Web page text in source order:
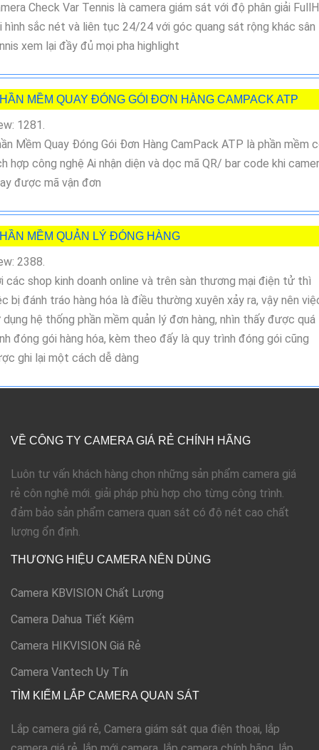
Check Var Tennis là camera giám sát với độ phân giải
hình sắc nét và liên tục 24/24 với góc quang sát rộng khác sân
xem lại đầy đủ mọi pha highlight
MỀM QUAY ĐÓNG GÓI ĐƠN HÀNG CAMPACK ATP
1281.
Mềm Quay Đóng Gói Đơn Hàng CamPack ATP là phần mềm
hợp công nghệ Ai nhận diện và dọc mã QR/ bar code khi
được mã vận đơn
MỀM QUẢN LÝ ĐÓNG HÀNG
2388.
các shop kinh doanh online và trên sàn thương mại điện tử thì
bị đánh tráo hàng hóa là điều thường xuyên xảy ra, vậy nên
dụng hệ thống phần mềm quản lý đơn hàng, nhìn thấy được quá
đóng gói hàng hóa, kèm theo đấy là quy trình đóng gói cũng
ghi lại một cách dễ dàng
VỀ CÔNG TY CAMERA GIÁ RẺ CHÍNH HÃNG
Luôn tư vấn khách hàng chọn những sản phẩm camera giá
rẻ côn nghệ mới. giải pháp phù hợp cho từng công trình.
đảm bảo sản phẩm camera quan sát có độ nét cao chất
lượng ổn định.
THƯƠNG HIỆU CAMERA NÊN DÙNG
Camera KBVISION Chất Lượng
Camera Dahua Tiết Kiệm
Camera HIKVISION Giá Rẻ
Camera Vantech Uy Tín
TÌM KIẾM LẮP CAMERA QUAN SÁT
Lắp camera giá rẻ, Camera giám sát qua điện thoại, lắp